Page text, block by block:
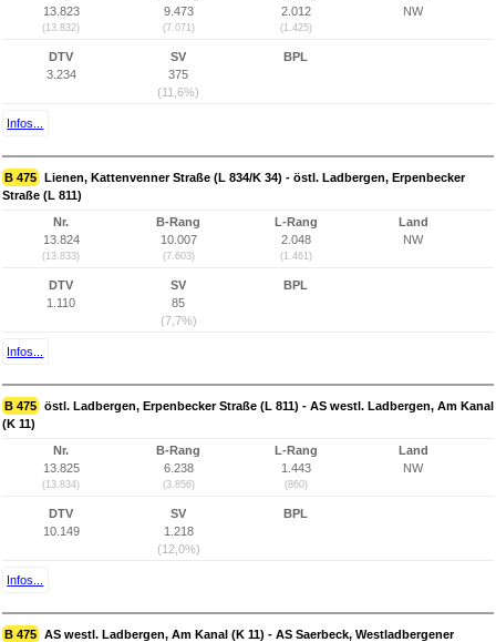
13.823
(13.832)
9.473
(7.071)
2.012
(1.425)
NW
DTV
3.234
SV
375
(11,6%)
BPL
Infos...
B 475 Lienen, Kattenvenner Straße (L 834/K 34) - östl. Ladbergen, Erpenbecker
Straße (L 811)
Nr.
13.824
(13.833)
B-Rang
10.007
(7.603)
L-Rang
2.048
(1.461)
Land
NW
DTV
1.110
SV
85
(7,7%)
BPL
Infos...
B 475 östl. Ladbergen, Erpenbecker Straße (L 811) - AS westl. Ladbergen, Am Kanal
(K 11)
Nr.
13.825
(13.834)
B-Rang
6.238
(3.856)
L-Rang
1.443
(860)
Land
NW
DTV
10.149
SV
1.218
(12,0%)
BPL
Infos...
B 475 AS westl. Ladbergen, Am Kanal (K 11) - AS Saerbeck, Westladbergener